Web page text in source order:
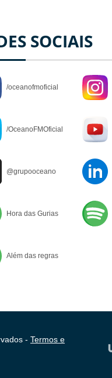
SOCIAIS
/oceanofmoficial
/OceanoFMOficial
@grupooceano
Hora das Gurias
Além das regras
- Termos e